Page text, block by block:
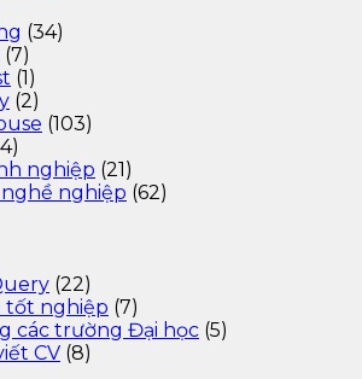
(34)
(7)
(1)
(2)
(103)
nghiệp (21)
nghiệp (62)
(22)
tốt nghiệp (7)
các trường Đại học (5)
CV (8)